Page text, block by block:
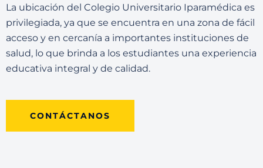
La ubicación del Colegio Universitario Iparamédica es
privilegiada, ya que se encuentra en una zona de fácil
acceso y en cercanía a importantes instituciones de
salud, lo que brinda a los estudiantes una experiencia
educativa integral y de calidad.
CONTÁCTANOS